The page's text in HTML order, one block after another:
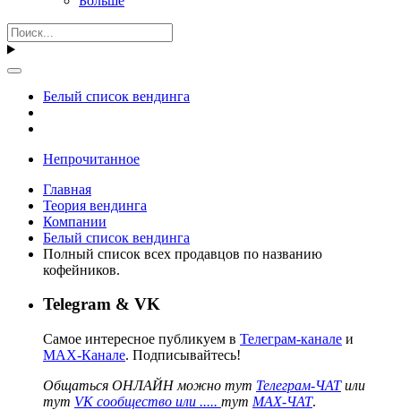
Белый список вендинга
Непрочитанное
Главная
Теория вендинга
Компании
Белый список вендинга
Полный список всех продавцов по названию
кофейников.
Telegram & VK
Самое интересное публикуем в Телеграм-канале и
MAX-Канале. Подписывайтесь!
Общаться ОНЛАЙН можно тут Телеграм-ЧАТили
тут VK сообщество или ..... тут MAX-ЧАТ.